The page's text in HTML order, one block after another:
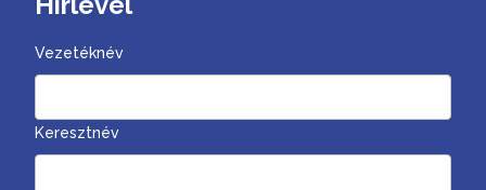
Vezetéknév
Keresztnév